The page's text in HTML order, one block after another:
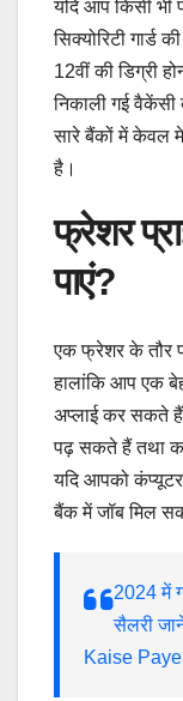
यदि आप किसी भी
सिक्योरिटी गार्ड
12वीं की डिग्री
निकाली गई
सारे बैंकों में केवल
है।
फ्रेशर
पाएं?
एक फ्रेशर के तौर
हालांकि आप एक
अप्लाई कर सकते
पढ़ सकते हैं तथा
यदि आपको कंप्यूटर
बैंक में जॉब मिल
2024 में
सैलरी
Kaise